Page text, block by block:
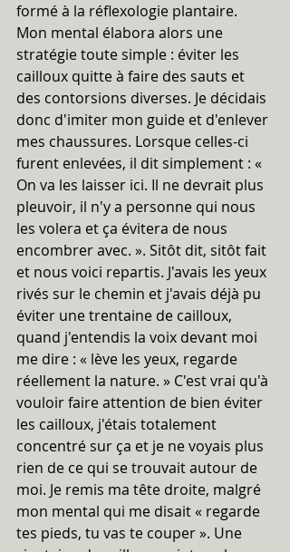
formé à la réflexologie plantaire.
Mon mental élabora alors une
stratégie toute simple : éviter les
cailloux quitte à faire des sauts et
des contorsions diverses. Je décidais
donc d'imiter mon guide et d'enlever
mes chaussures. Lorsque celles-ci
furent enlevées, il dit simplement : «
On va les laisser ici. Il ne devrait plus
pleuvoir, il n'y a personne qui nous
les volera et ça évitera de nous
encombrer avec. ». Sitôt dit, sitôt fait
et nous voici repartis. J'avais les yeux
rivés sur le chemin et j'avais déjà pu
éviter une trentaine de cailloux,
quand j'entendis la voix devant moi
me dire : « lève les yeux, regarde
réellement la nature. » C'est vrai qu'à
vouloir faire attention de bien éviter
les cailloux, j'étais totalement
concentré sur ça et je ne voyais plus
rien de ce qui se trouvait autour de
moi. Je remis ma tête droite, malgré
mon mental qui me disait « regarde
tes pieds, tu vas te couper ». Une